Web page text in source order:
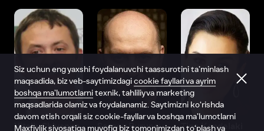
Vitaliy Shlyappo Sergey Burunov Tina Kandelaki
Siz uchun eng yaxshi foydalanuvchi taassurotini ta’minlash
maqsadida, biz veb-saytimizdagicookie fayllari va ayrim
boshqa ma’lumotlarnitexnik, tahliliy va marketing
maqsadlarida olamiz va foydalanamiz. Saytimizni ko‘rishda
davom etish orqali siz cookie-fayllar va boshqa ma’lumotlarni
Maxfiylik siyosatiga muvofiq biz tomonimizdan to‘plash va